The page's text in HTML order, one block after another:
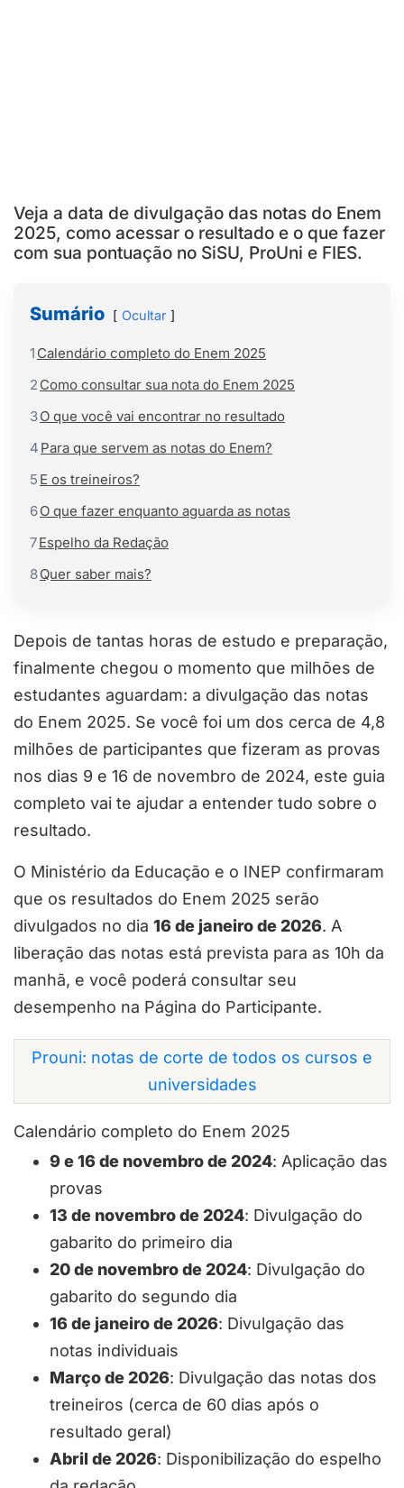
Veja a data de divulgação das notas do Enem
2025, como acessar o resultado e o que fazer
com sua pontuação no SiSU, ProUni e FIES.
Sumário Ocultar
1 Calendário completo do Enem 2025
2 Como consultar sua nota do Enem 2025
3O que você vai encontrar no resultado
4 Para que servem as notas do Enem?
5 E os treineiros?
6O que fazer enquanto aguarda as notas
7Espelho da Redação
8Quer saber mais?
Depois de tantas horas de estudo e preparação,
finalmente chegou o momento que milhões de
estudantes aguardam: a divulgação das notas
do Enem 2025. Se você foi um dos cerca de 4,8
milhões de participantes que fizeram as provas
nos dias 9 e 16 de novembro de 2024, este guia
completo vai te ajudar a entender tudo sobre o
resultado.
O Ministério da Educação e o INEP confirmaram
que os resultados do Enem 2025 serão
divulgados no dia 16 de janeiro de 2026. A
liberação das notas está prevista para as 10h da
manhã, e você poderá consultar seu
desempenho na Página do Participante.
Prouni: notas de corte de todos os cursos e
universidades
Calendário completo do Enem 2025
9 e 16 de novembro de 2024: Aplicação das
provas
13 de novembro de 2024: Divulgação do
gabarito do primeiro dia
20 de novembro de 2024: Divulgação do
gabarito do segundo dia
16 de janeiro de 2026: Divulgação das
notas individuais
Março de 2026: Divulgação das notas dos
treineiros (cerca de 60 dias após o
resultado geral)
Abril de 2026: Disponibilização do espelho